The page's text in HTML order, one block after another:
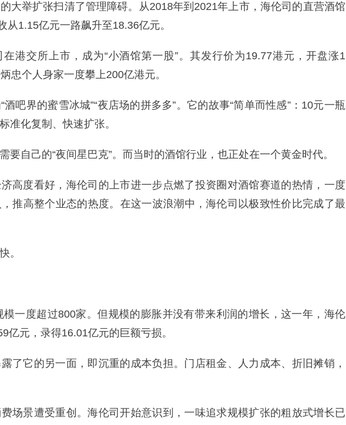
大举扩张扫清了管理障碍。从2018年到2021年上市，海伦司的直营酒馆
1.15亿元一路飙升至18.36亿元。
港交所上市，成为“小酒馆第一股”。其发行价为19.77港元，开盘涨1
忠个人身家一度攀上200亿港元。
吧界的蜜雪冰城”“夜店场的拼多多”。它的故事“简单而性感”：10元一瓶
准化复制、快速扩张。
要自己的“夜间星巴克”。而当时的酒馆行业，也正处在一个黄金时代。
高度看好，海伦司的上市进一步点燃了投资圈对酒馆赛道的热情，一度
推高整个业态的热度。在这一波浪潮中，海伦司以极致性价比完成了最
。
一度超过800家。但规模的膨胀并没有带来利润的增长，这一年，海伦
亿元，录得16.01亿元的巨额亏损。
了它的另一面，即沉重的成本负担。门店租金、人力成本、折旧摊销，
场景遭受重创。海伦司开始意识到，一味追求规模扩张的粗放式增长已